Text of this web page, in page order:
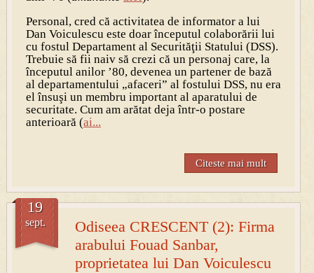
Personal, cred că activitatea de informator a lui
Dan Voiculescu este doar începutul colaborării lui
cu fostul Departament al Securităţii Statului (DSS).
Trebuie să fii naiv să crezi că un personaj care, la
începutul anilor ’80, devenea un partener de bază
al departamentului „afaceri” al fostului DSS, nu era
el însuşi un membru important al aparatului de
securitate. Cum am arătat deja într-o postare
anterioară (ai...
Citeste mai mult
Odiseea CRESCENT (2): Firma
arabului Fouad Sanbar,
proprietatea lui Dan Voiculescu
19
sept.